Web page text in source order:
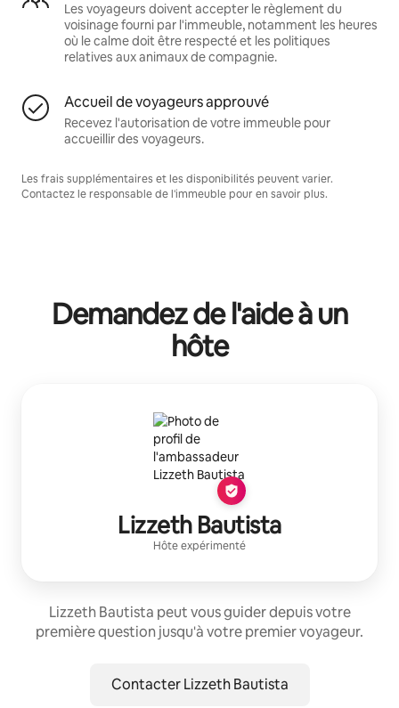
Les voyageurs doivent accepter le règlement du
voisinage fourni par l'immeuble, notamment les heures
où le calme doit être respecté et les politiques
relatives aux animaux de compagnie.
Accueil de voyageurs approuvé
Recevez l'autorisation de votre immeuble pour
accueillir des voyageurs.
Les frais supplémentaires et les disponibilités peuvent varier.
Contactez le responsable de l'immeuble pour en savoir plus.
Demandez de l'aide à un
hôte
Lizzeth Bautista
Hôte expérimenté
Lizzeth Bautista peut vous guider depuis votre
première question jusqu'à votre premier voyageur.
Contacter Lizzeth Bautista